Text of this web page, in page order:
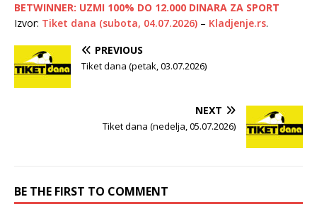
BETWINNER: UZMI 100% DO 12.000 DINARA ZA SPORT
Izvor: Tiket dana (subota, 04.07.2026) – Kladjenje.rs.
PREVIOUS
Tiket dana (petak, 03.07.2026)
NEXT
Tiket dana (nedelja, 05.07.2026)
BE THE FIRST TO COMMENT